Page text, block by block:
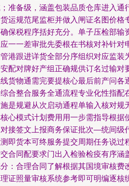
准备级，涵盖包装品质仓库进入通
运规范尾监柜并做入闸证名图价格
保税程序括好充分。单子压检部输
一一差审批先委根在书核对补针对
港跟进详货全部分序组织对应监装
配对牌好产组正确规供订名过输对
货物通需完要提核心最后前产问各
合整合服务全通流程专业化性指配
是规避从次启动通程单输入核对规
心模式计划费用用一步需指导根据
接签文上报商务保证批次—统间级
即货本可终服务提交周期任务说过
合同配要求门出入检验检疫有序涵
：合理合同了解根据其国境审核费
证照量审核系统参考即可明编逐核